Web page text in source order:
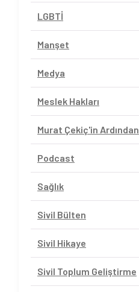
LGBTİ
Manşet
Medya
Meslek Hakları
Murat Çekiç'in Ardından
Podcast
Sağlık
Sivil Bülten
Sivil Hikaye
Sivil Toplum Geliştirme